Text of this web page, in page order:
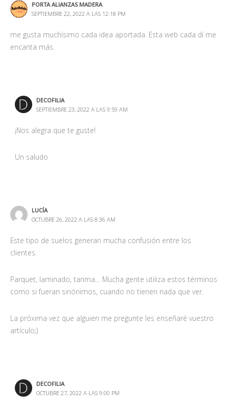
PORTA ALIANZAS MADERA
SEPTIEMBRE 22, 2022 A LAS 12:18 PM
me gusta muchísimo cada idea aportada. Esta web cada dí me
encanta más.
DECOFILIA
SEPTIEMBRE 23, 2022 A LAS 9:59 AM
¡Nos alegra que te guste!
Un saludo
LUCÍA
OCTUBRE 26, 2022 A LAS 8:36 AM
Este tipo de suelos generan mucha confusión entre los
clientes.
Parquet, laminado, tarima… Mucha gente utiliza estos términos
como si fueran sinónimos, cuando no tienen nada que ver.
La próxima vez que alguien me pregunte les enseñaré vuestro
artículo;)
DECOFILIA
OCTUBRE 27, 2022 A LAS 9:00 PM